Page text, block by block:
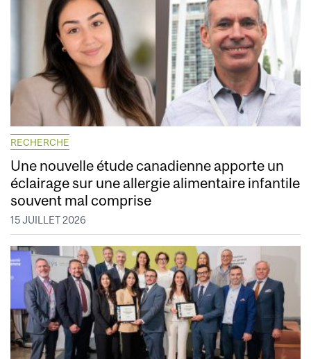
RECHERCHE
Une nouvelle étude canadienne apporte un
éclairage sur une allergie alimentaire infantile
souvent mal comprise
15 JUILLET 2026